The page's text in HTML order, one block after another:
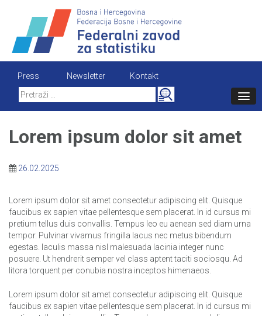
content
Press Newsletter
Kontakt
Search
for:
Lorem ipsum dolor sit amet
26.02.2025
Lorem ipsum dolor sit amet consectetur adipiscing elit. Quisque
faucibus ex sapien vitae pellentesque sem placerat. In id cursus mi
pretium tellus duis convallis. Tempus leo eu aenean sed diam urna
tempor. Pulvinar vivamus fringilla lacus nec metus bibendum
egestas. Iaculis massa nisl malesuada lacinia integer nunc
posuere. Ut hendrerit semper vel class aptent taciti sociosqu. Ad
litora torquent per conubia nostra inceptos himenaeos.
Lorem ipsum dolor sit amet consectetur adipiscing elit. Quisque
faucibus ex sapien vitae pellentesque sem placerat. In id cursus mi